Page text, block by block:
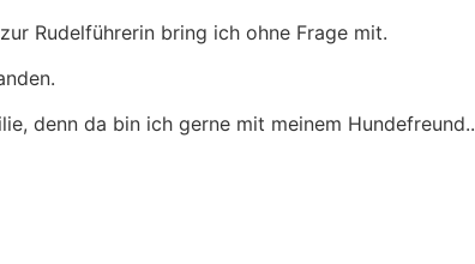
Rudelführerin bring ich ohne Frage mit.
denn da bin ich gerne mit meinem Hundefreund..